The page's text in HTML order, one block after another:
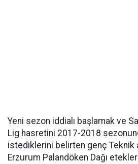
Yeni sezon iddialı başlamak ve
Lig hasretini 2017-2018
istediklerini belirten genç Teknik
Erzurum Palandöken Dağı